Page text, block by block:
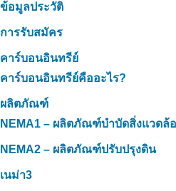
ข้อมูลประวัติ
การรับสมัคร
คาร์บอนอินทรีย์
คาร์บอนอินทรีย์คืออะไร?
ผลิตภัณฑ์
NEMA1 – ผลิตภัณฑ์บำบัดสิ่งแวดล้
NEMA2 – ผลิตภัณฑ์ปรับปรุงดิน
เนม่า3